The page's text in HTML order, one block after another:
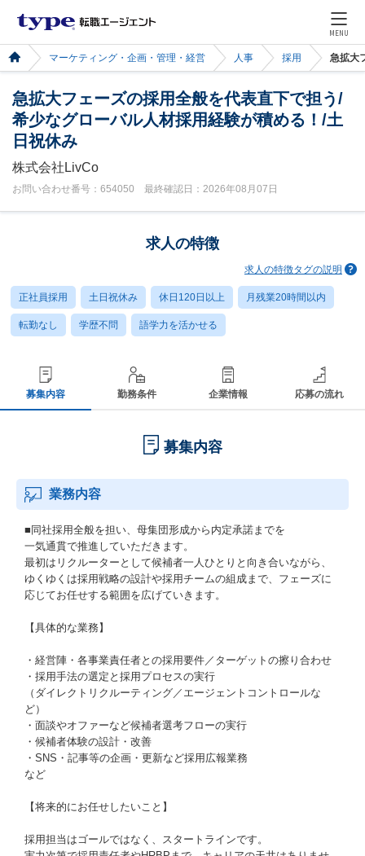
MENU
マーケティング・企画・管理・経営 人事 採用 急拡大
急拡大フェーズの採用全般を代表直下で担う/
希少なグローバル人材採用経験が積める！/土
日祝休み
株式会社LivCo
お問い合わせ番号：654050 最終確認日：2026年08月07日
求人の特徴
求人の特徴タグの説明
正社員採用 土日祝休み 休日120日以上 月残業20時間以内
転勤なし 学歴不問 語学力を活かせる
募集内容 勤務条件 企業情報 応募の流れ
募集内容
業務内容
■同社採用全般を担い、母集団形成から内定承諾までを
一気通貫で推進していただきます。
最初はリクルーターとして候補者一人ひとりと向き合いながら、
ゆくゆくは採用戦略の設計や採用チームの組成まで、フェーズに
応じてお任せする範囲を広げていきます。
【具体的な業務】
・経営陣・各事業責任者との採用要件／ターゲットの擦り合わせ
・採用手法の選定と採用プロセスの実行
（ダイレクトリクルーティング／エージェントコントロールな
ど）
・面談やオファーなど候補者選考フローの実行
・候補者体験の設計・改善
・SNS・記事等の企画・更新など採用広報業務
など
【将来的にお任せしたいこと】
採用担当はゴールではなく、スタートラインです。